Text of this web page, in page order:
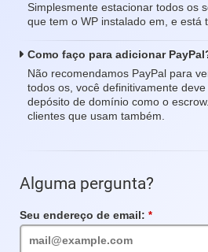
Simplesmente estacionar todos os
que tem o WP instalado em, e está
Como faço para adicionar
Não recomendamos PayPal para
todos os, você definitivamente
depósito de domínio como o
clientes que usam também.
Alguma pergunta?
Seu endereço de email: